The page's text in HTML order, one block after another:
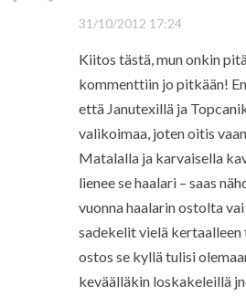
31/10/2012 17:24
Kiitos tästä, mun onkin
kommenttiin jo pitkään!
että Janutexillä ja
valikoimaa, joten oitis
Matalalla ja karvaisella
lienee se haalari – saas
vuonna haalarin ostolta
sadekelit vielä kertaalleen
ostos se kyllä tulisi
keväälläkin loskakeleillä